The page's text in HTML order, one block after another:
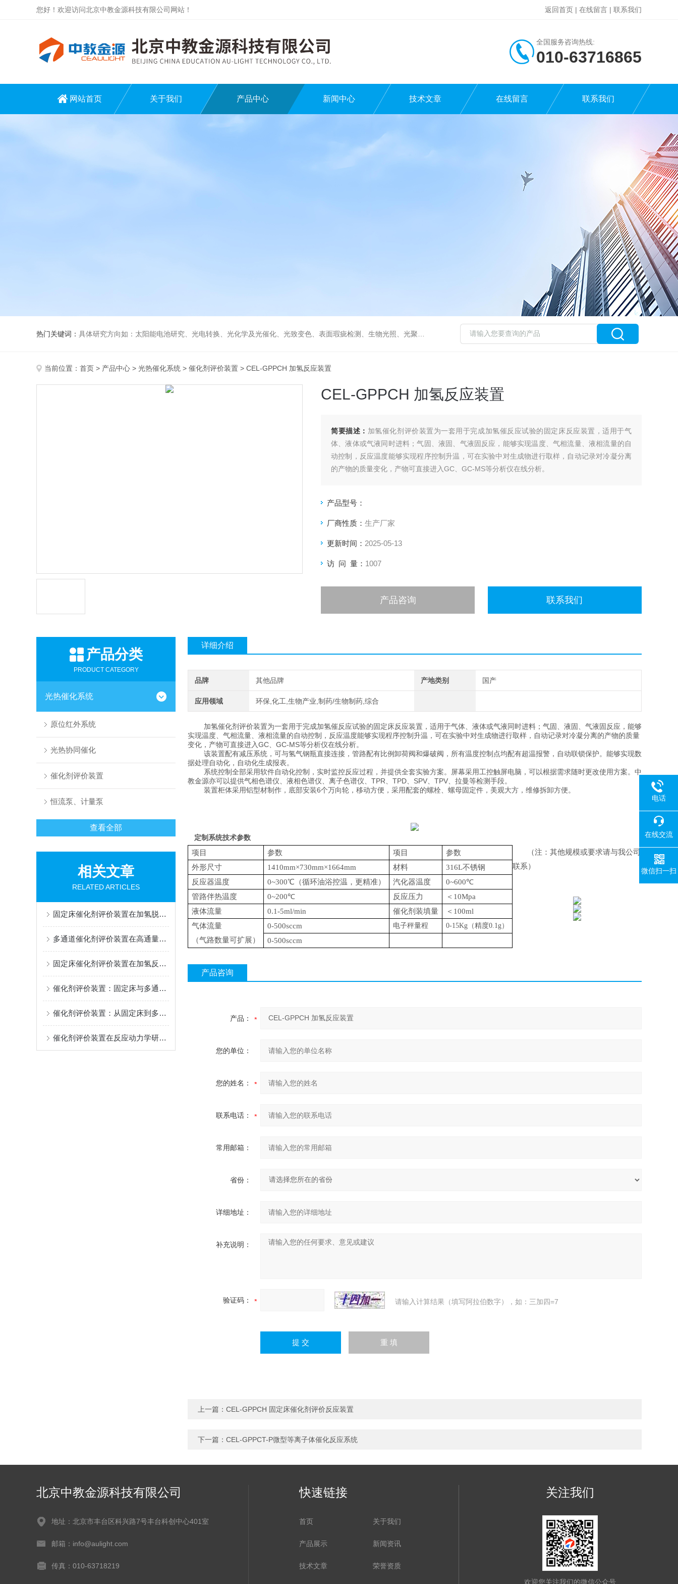
您好！欢迎访问北京中教金源科技有限公司网站！ 返回首页 | 在线留言 | 联系我们
全国服务咨询热线:
010-63716865
网站首页 关于我们 产品中心 新闻中心 技术文章 在线留言 联系我们
热门关键词： 具体研究方向如：太阳能电池研究、光电转换、光化学及光催化、光致变色、表面瑕疵检测、生物光照、光聚合等诸多领域。
当前位置： 首页 > 产品中心 > 光热催化系统 > 催化剂评价装置 > CEL-GPPCH 加氢反应装置
CEL-GPPCH 加氢反应装置
简要描述： 加氢催化剂评价装置为一套用于完成加氢催反应试验的固定床反应装置，适用于气
体、液体或气液同时进料；气固、液固、气液固反应，能够实现温度、气相流量、液相流量的自
动控制，反应温度能够实现程序控制升温，可在实验中对生成物进行取样，自动记录对冷凝分离
的产物的质量变化，产物可直接进入GC、GC-MS等分析仪在线分析。
产品型号：
厂商性质： 生产厂家
更新时间： 2025-05-13
访 问 量： 1007
产品咨询 联系我们
产品分类
PRODUCT CATEGORY
光热催化系统
原位红外系统
光热协同催化
催化剂评价装置
恒流泵、计量泵
查看全部
相关文章
RELATED ARTICLES
固定床催化剂评价装置在加氢脱硫反应中的应用与工艺优化
多通道催化剂评价装置在高通量筛选中的优势
固定床催化剂评价装置在加氢反应中的应用研究
催化剂评价装置：固定床与多通道系统的选型指南
催化剂评价装置：从固定床到多通道的全能评价平台
催化剂评价装置在反应动力学研究中的应用：从本征速率到失活动力学
详细介绍
品牌 其他品牌 产地类别 国产
应用领域 环保,化工,生物产业,制药/生物制药,综合
加氢催化剂评价装置为一套用于完成加氢催反应试验的固定床反应装置，适用于气体、液体或气液同时进料；气固、液固、气液固反应，能够
实现温度、气相流量、液相流量的自动控制，反应温度能够实现程序控制升温，可在实验中对生成物进行取样，自动记录对冷凝分离的产物的质量
变化，产物可直接进入GC、GC-MS等分析仪在线分析。
该装置配有减压系统，可与氢气钢瓶直接连接，管路配有比例卸荷阀和爆破阀，所有温度控制点均配有超温报警，自动联锁保护。能够实现数
据处理自动化，自动化生成报表。
系统控制全部采用软件自动化控制，实时监控反应过程，并提供全套实验方案。屏幕采用工控触屏电脑，可以根据需求随时更改使用方案。中
教金源亦可以提供气相色谱仪、液相色谱仪、离子色谱仪、TPR、TPD、SPV、TPV、拉曼等检测手段。
装置柜体采用铝型材制作，底部安装6个万向轮，移动方便，采用配套的螺栓、螺母固定件，美观大方，维修拆卸方便。
定制系统技术参数
项目 参数 项目
参数
外形尺寸
1410mm×730mm×1664mm 材料 316L不锈钢
反应器温度
0~300℃（循环油浴控温，更精准） 汽化器温度 0~600℃
管路伴热温度
0~200℃ 反应压力 ＜10Mpa
液体流量
0.1-5ml/min 催化剂装填量 ＜100ml
气体流量
（气路数量可扩展）
0-500sccm 电子秤量程 0-15Kg（精度0.1g）
0-500sccm
（注：其他规模或要求请与我公司
联系）
产品咨询
产品：
您的单位：
您的姓名：
联系电话：
常用邮箱：
省份：
详细地址：
补充说明：
验证码： 请输入计算结果（填写阿拉伯数字），如：三加四=7
上一篇： CEL-GPPCH 固定床催化剂评价反应装置
下一篇： CEL-GPPCT-P微型等离子体催化反应系统
北京中教金源科技有限公司
地址：北京市丰台区科兴路7号丰台科创中心401室
邮箱：info@aulight.com
传真：010-63718219
快速链接
首页 关于我们
产品展示 新闻资讯
技术文章 荣誉资质
关注我们
欢迎您关注我们的微信公众号
电话
在线交流
微信扫一扫